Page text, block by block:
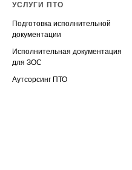
УСЛУГИ ПТО
Подготовка исполнительной
документации
Исполнительная документация
для ЗОС
Аутсорсинг ПТО